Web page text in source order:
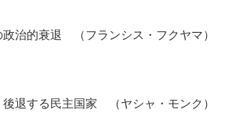
治的衰退 （フランシス・フクヤマ）
退する民主国家 （ヤシャ・モンク）